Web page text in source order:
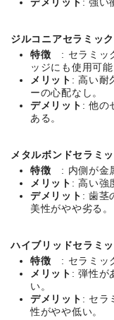
ジルコニアセラミック
特徴 : セラミッ
ッジにも使用可能
メリット : 高い耐
ーの心配なし。
デメリット : 他の
ある。
メタルボンドセラミ
特徴 : 内側が金
メリット : 高い強
デメリット : 歯茎
美性がやや劣る。
ハイブリッドセラミ
特徴 : セラミッ
メリット : 弾性が
い。
デメリット : セラ
性がやや低い。